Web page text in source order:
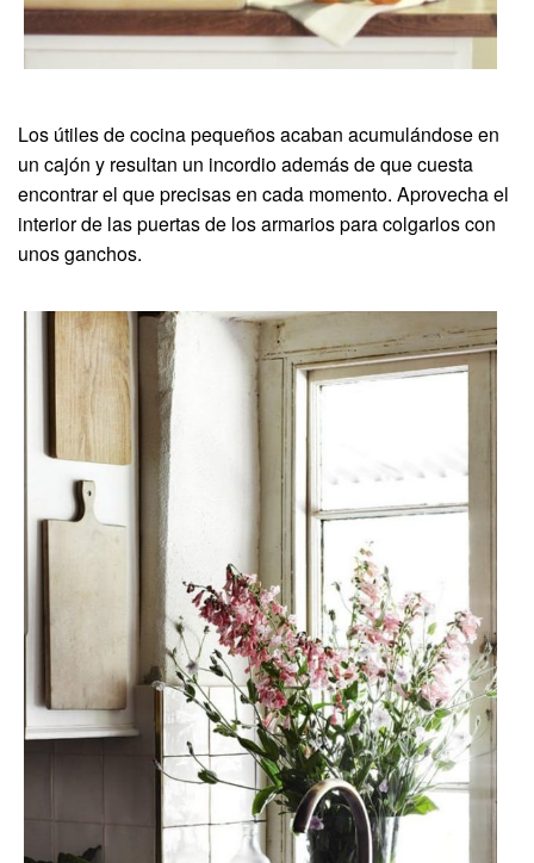
Los útiles de cocina pequeños acaban acumulándose en
un cajón y resultan un incordio además de que cuesta
encontrar el que precisas en cada momento. Aprovecha el
interior de las puertas de los armarios para colgarlos con
unos ganchos.